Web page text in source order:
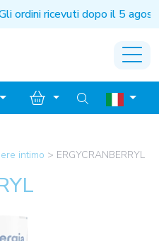
ricevuti dopo il 5 agosto
intimo > ERGYCRANBERRYL